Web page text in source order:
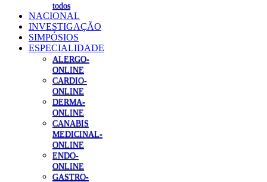
todos
NACIONAL
INVESTIGAÇÃO
SIMPÓSIOS
ESPECIALIDADE
ALERGO-
ONLINE
CARDIO-
ONLINE
DERMA-
ONLINE
CANABIS
MEDICINAL-
ONLINE
ENDO-
ONLINE
GASTRO-